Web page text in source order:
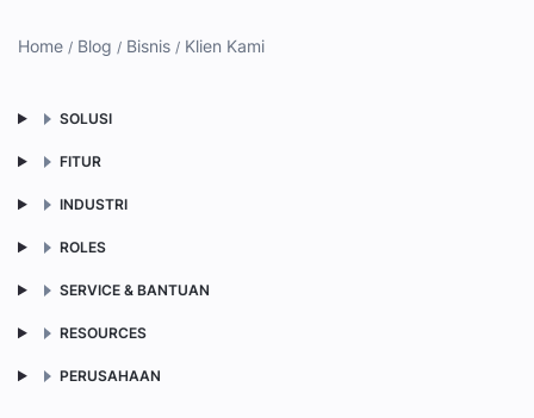
Home Blog Bisnis Klien Kami
SOLUSI
FITUR
INDUSTRI
ROLES
SERVICE & BANTUAN
RESOURCES
PERUSAHAAN